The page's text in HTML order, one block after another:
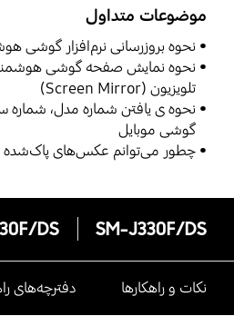
موضوعات متداول
نحوه بروزرسانی نرم‌افزار گوشی
نحوه نمایش صفحه گوشی
تلویزیون (Screen Mirror)
گوشی موبایل
چطور می‌توانم عکس‌های پاک‌شده را
SM-J330F/DS
DS
نکات و راهکارها دفترچه‌های